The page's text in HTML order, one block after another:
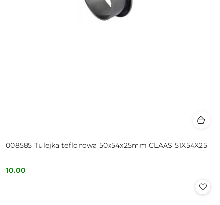
008585 Tulejka teflonowa 50x54x25mm CLAAS 51X54X25
Cena:
10.00